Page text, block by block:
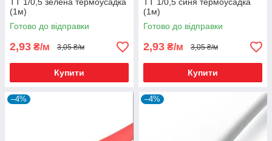
(1м)
Готово до відправки
2,93 ₴/м 3,05 ₴/м
Купити
(1м)
Готово до відправки
2,93 ₴/м 3,05 ₴/м
Купити
–4% –4%